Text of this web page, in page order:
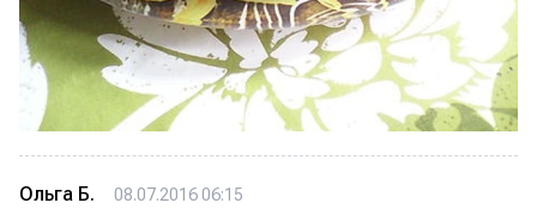
Ольга Б. 08.07.2016 06:15